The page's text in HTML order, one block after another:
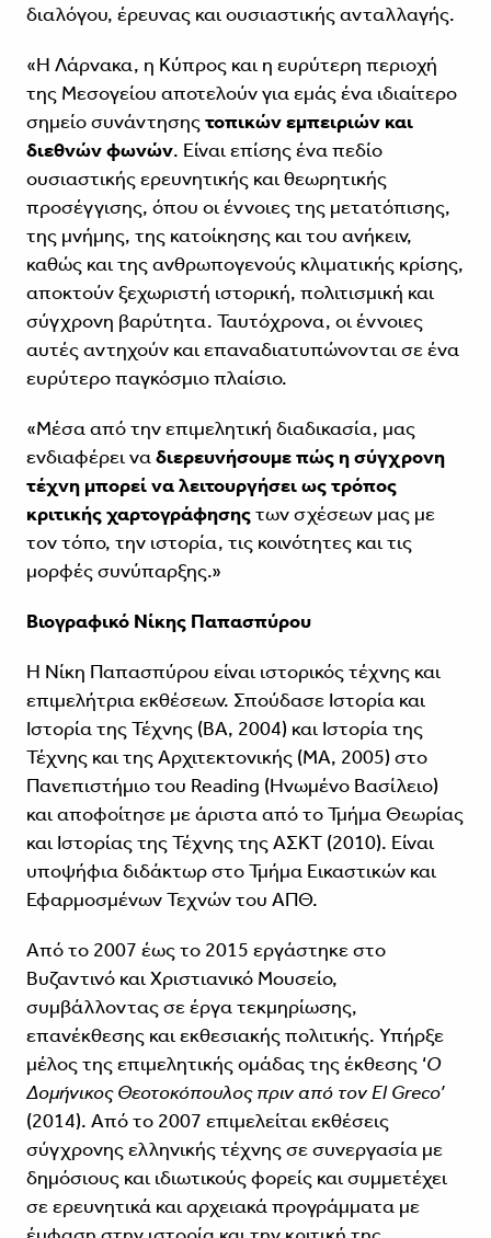
διαλόγου, έρευνας και ουσιαστικής ανταλλαγής.
«Η Λάρνακα, η Κύπρος και η ευρύτερη περιοχή
της Μεσογείου αποτελούν για εμάς ένα ιδιαίτερο
σημείο συνάντησης τοπικών εμπειριών και
διεθνών φωνών. Είναι επίσης ένα πεδίο
ουσιαστικής ερευνητικής και θεωρητικής
προσέγγισης, όπου οι έννοιες της μετατόπισης,
της μνήμης, της κατοίκησης και του ανήκειν,
καθώς και της ανθρωπογενούς κλιματικής κρίσης,
αποκτούν ξεχωριστή ιστορική, πολιτισμική και
σύγχρονη βαρύτητα. Ταυτόχρονα, οι έννοιες
αυτές αντηχούν και επαναδιατυπώνονται σε ένα
ευρύτερο παγκόσμιο πλαίσιο.
«Μέσα από την επιμελητική διαδικασία, μας
ενδιαφέρει ναδιερευνήσουμε πώς η σύγχρονη
τέχνη μπορεί να λειτουργήσει ως τρόπος
κριτικής χαρτογράφησηςτων σχέσεων μας με
τον τόπο, την ιστορία, τις κοινότητες και τις
μορφές συνύπαρξης.»
Βιογραφικό Νίκης Παπασπύρου
Η Νίκη Παπασπύρου είναι ιστορικός τέχνης και
επιμελήτρια εκθέσεων. Σπούδασε Ιστορία και
Ιστορία της Τέχνης (BA, 2004) και Ιστορία της
Τέχνης και της Αρχιτεκτονικής (MA, 2005) στο
Πανεπιστήμιο του Reading (Ηνωμένο Βασίλειο)
και αποφοίτησε με άριστα από το Τμήμα Θεωρίας
και Ιστορίας της Τέχνης της ΑΣΚΤ (2010). Είναι
υποψήφια διδάκτωρ στο Τμήμα Εικαστικών και
Εφαρμοσμένων Τεχνών του ΑΠΘ.
Από το 2007 έως το 2015 εργάστηκε στο
Βυζαντινό και Χριστιανικό Μουσείο,
συμβάλλοντας σε έργα τεκμηρίωσης,
επανέκθεσης και εκθεσιακής πολιτικής. Υπήρξε
μέλος της επιμελητικής ομάδας της έκθεσης ‘Ο
Δομήνικος Θεοτοκόπουλος πριν από τον El Greco’
(2014). Από το 2007 επιμελείται εκθέσεις
σύγχρονης ελληνικής τέχνης σε συνεργασία με
δημόσιους και ιδιωτικούς φορείς και συμμετέχει
σε ερευνητικά και αρχειακά προγράμματα με